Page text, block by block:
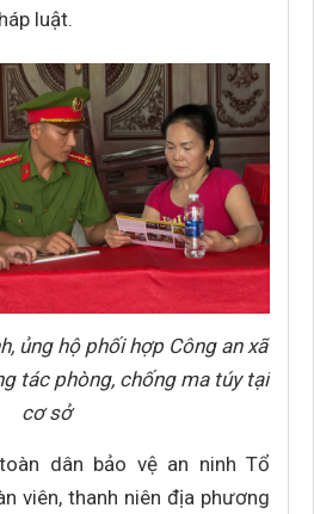
luật.
ủng hộ phối hợp Công an xã
tác phòng, chống ma túy tại
cơ sở
dân bảo vệ an ninh Tổ
viên, thanh niên địa phương